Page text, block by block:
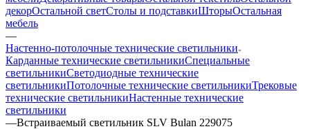
декорОстальной светСтолы и подставкиШторыОстальная
мебель
—
Настенно-потолочные технические светильники
Карданные технические светильникиСпециальные
светильникиСветодиодные технические
светильникиПотолочные технические светильникиТрековые
технические светильникиНастенные технические
светильники
—Встраиваемый светильник SLV Bulan 229075